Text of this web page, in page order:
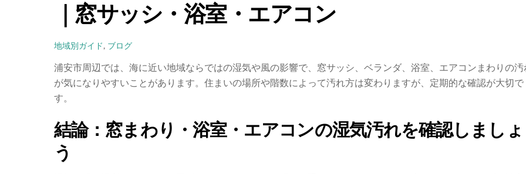
｜窓サッシ・浴室・エアコン
地域別ガイド, ブログ
浦安市周辺では、海に近い地域ならではの湿気や風の影響で、窓サッシ、ベランダ、浴室、エアコンまわりの汚
が気になりやすいことがあります。住まいの場所や階数によって汚れ方は変わりますが、定期的な確認が大切で
す。
結論：窓まわり・浴室・エアコンの湿気汚れを確認しましょ
う